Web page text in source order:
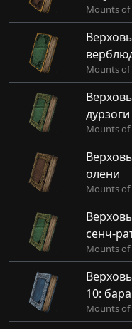
Mounts of
Mounts of
дурзоги
Mounts of
олени
Mounts of
сенч-
Mounts of
10:
Mounts of